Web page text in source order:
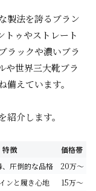
製法を誇るブラン
トゥやストレート
ラックや濃いブラ
や世界三大靴ブラ
えています。
介します。
特徴
価格帯
、圧倒的な品格
20万〜
ンと履き心地
15万〜